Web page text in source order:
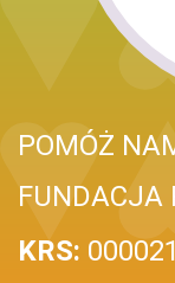
POMÓŻ
FUNDACJA
KRS: